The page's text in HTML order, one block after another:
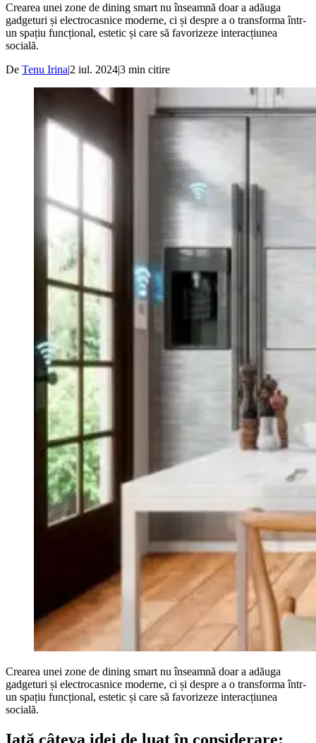
Crearea unei zone de dining smart nu înseamnă doar a adăuga
gadgeturi și electrocasnice moderne, ci și despre a o transforma într-
un spațiu funcțional, estetic și care să favorizeze interacțiunea
socială.
De Tenu Irina|2 iul. 2024|3 min citire
Crearea unei zone de dining smart nu înseamnă doar a adăuga
gadgeturi și electrocasnice moderne, ci și despre a o transforma într-
un spațiu funcțional, estetic și care să favorizeze interacțiunea
socială.
Iată câteva idei de luat în considerare: